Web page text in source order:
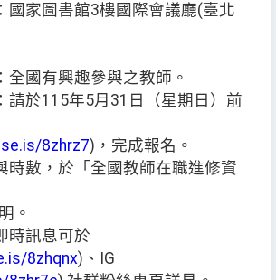
國家圖書館3樓國際會議廳(臺北
全國有興趣參與之教師。
請於115年5月31日（星期日）前
8zhrz7)，完成報名。
時數，於「全國教師在職進修資
。
時訊息可於
8zhqnx)、IG